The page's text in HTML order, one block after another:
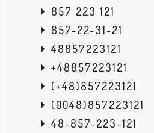
857 223 121
857-22-31-21
48857223121
+48857223121
(+48)857223121
(0048)857223121
48-857-223-121